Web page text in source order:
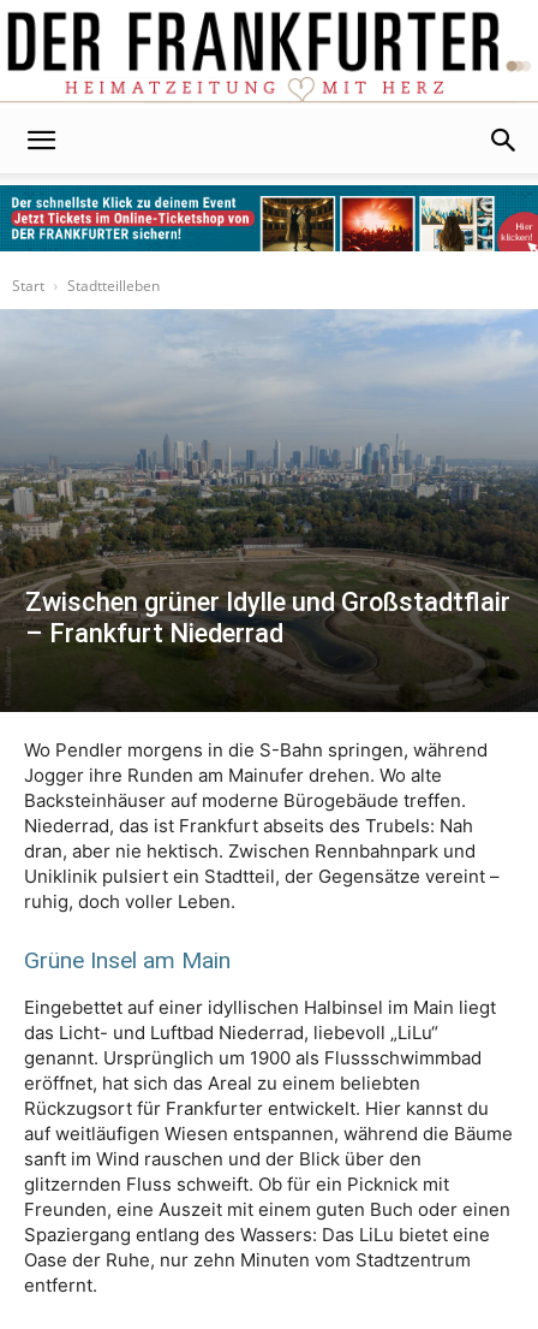
Start
Stadtteilleben
Zwischen grüner Idylle und Großstadtflair
– Frankfurt Niederrad
Wo Pendler morgens in die S-Bahn springen, während
Jogger ihre Runden am Mainufer drehen. Wo alte
Backsteinhäuser auf moderne Bürogebäude treffen.
Niederrad, das ist Frankfurt abseits des Trubels: Nah
dran, aber nie hektisch. Zwischen Rennbahnpark und
Uniklinik pulsiert ein Stadtteil, der Gegensätze vereint –
ruhig, doch voller Leben.
Grüne Insel am Main
Eingebettet auf einer idyllischen Halbinsel im Main liegt
das Licht- und Luftbad Niederrad, liebevoll „LiLu“
genannt. Ursprünglich um 1900 als Flussschwimmbad
eröffnet, hat sich das Areal zu einem beliebten
Rückzugsort für Frankfurter entwickelt. Hier kannst du
auf weitläufigen Wiesen entspannen, während die Bäume
sanft im Wind rauschen und der Blick über den
glitzernden Fluss schweift. Ob für ein Picknick mit
Freunden, eine Auszeit mit einem guten Buch oder einen
Spaziergang entlang des Wassers: Das LiLu bietet eine
Oase der Ruhe, nur zehn Minuten vom Stadtzentrum
entfernt.